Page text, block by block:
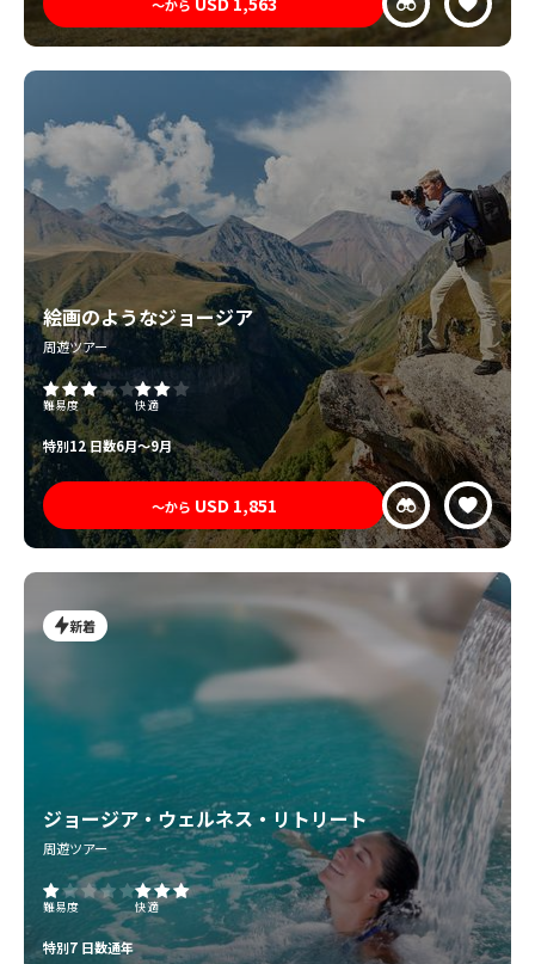
〜から
絵画のようなジョージア
周遊ツアー
難易度 快適
特別12 日数6月〜9月
〜から USD 1,851
新着
ジョージア・ウェルネス・リトリート
周遊ツアー
難易度 快適
特別7 日数通年